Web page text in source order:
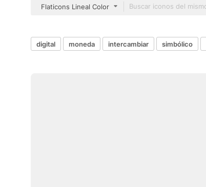
Flaticons Lineal Color
digital moneda intercambiar simbólico